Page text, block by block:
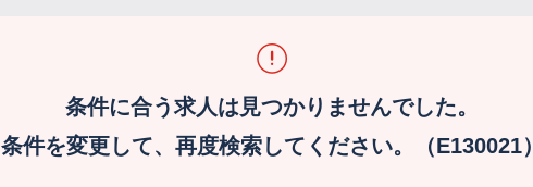
条件に合う求人は見つかりませんでした。
条件を変更して、再度検索してください。（E130021）